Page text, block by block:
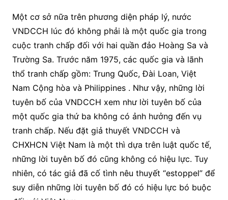
Một cơ sở nữa trên phương diện pháp lý, nước
VNDCCH lúc đó không phải là một quốc gia trong
cuộc tranh chấp đối với hai quần đảo Hoàng Sa và
Trường Sa. Trước năm 1975, các quốc gia và lãnh
thổ tranh chấp gồm: Trung Quốc, Đài Loan, Việt
Nam Cộng hòa và Philippines . Như vậy, những lời
tuyên bố của VNDCCH xem như lời tuyên bố của
một quốc gia thứ ba không có ảnh hưởng đến vụ
tranh chấp. Nếu đặt giả thuyết VNDCCH và
CHXHCN Việt Nam là một thì dựa trên luật quốc tế,
những lời tuyên bố đó cũng không có hiệu lực. Tuy
nhiên, có tác giả đã cố tình nêu thuyết “estoppel” để
suy diễn những lời tuyên bố đó có hiệu lực bó buộc